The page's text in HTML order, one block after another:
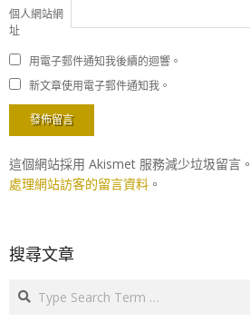
個人網站網
址
用電子郵件通知我後續的迴響。
新文章使用電子郵件通知我。
這個網站採用 Akismet 服務減少垃圾留言。
處理網站訪客的留言資料 。
搜尋文章
Search